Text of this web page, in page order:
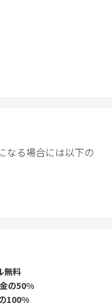
なる場合には以下の
無料
の50%
100%